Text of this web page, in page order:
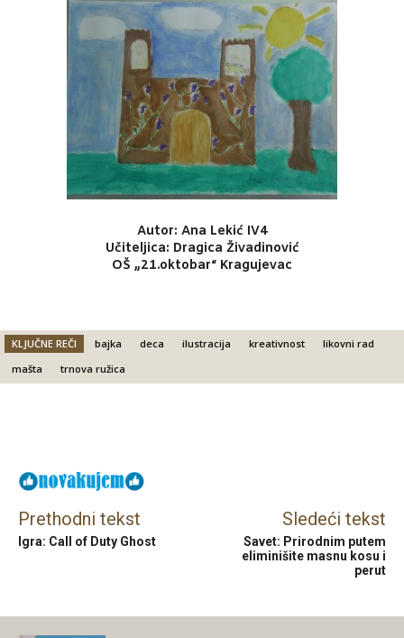
Autor: Ana Lekić IV4
Učiteljica: Dragica Živadinović
OŠ „21.oktobar“ Kragujevac
KLJUČNE REČI bajka deca ilustracija kreativnost
likovni rad
mašta
trnova ružica
Prethodni tekst
Igra: Call of Duty Ghost
Sledeći tekst
Savet: Prirodnim putem
eliminišite masnu kosu i
perut